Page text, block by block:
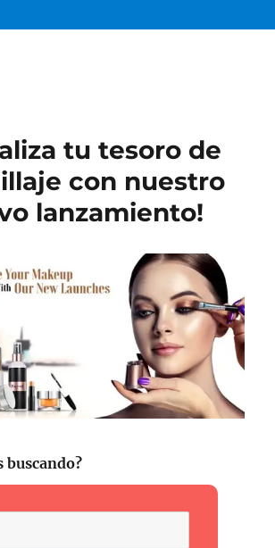
tu tesoro de
con nuestro
lanzamiento!
buscando?